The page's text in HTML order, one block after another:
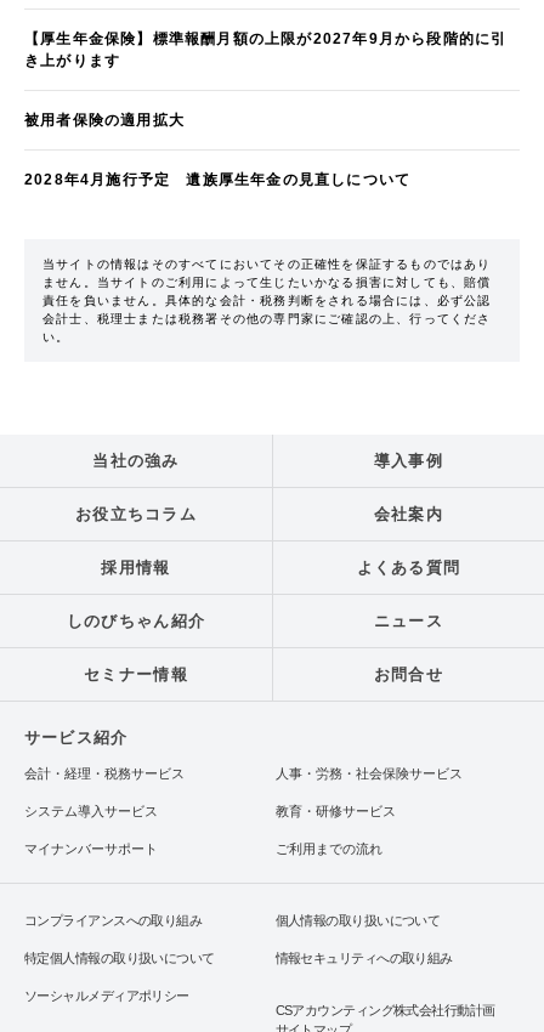
【厚生年金保険】標準報酬月額の上限が2027年9月から段階的に引
き上がります
被用者保険の適用拡大
2028年4月施行予定 遺族厚生年金の見直しについて
当サイトの情報はそのすべてにおいてその正確性を保証するものではあり
ません。当サイトのご利用によって生じたいかなる損害に対しても、賠償
責任を負いません。具体的な会計・税務判断をされる場合には、必ず公認
会計士、税理士または税務署その他の専門家にご確認の上、行ってくださ
い。
当社の強み 導入事例
お役立ちコラム 会社案内
採用情報 よくある質問
しのびちゃん紹介 ニュース
セミナー情報 お問合せ
サービス紹介
会計・経理・税務サービス 人事・労務・社会保険サービス
システム導入サービス 教育・研修サービス
マイナンバーサポート ご利用までの流れ
コンプライアンスへの取り組み 個人情報の取り扱いについて
特定個人情報の取り扱いについて 情報セキュリティへの取り組み
ソーシャルメディアポリシー
CSアカウンティング株式会社行動計画